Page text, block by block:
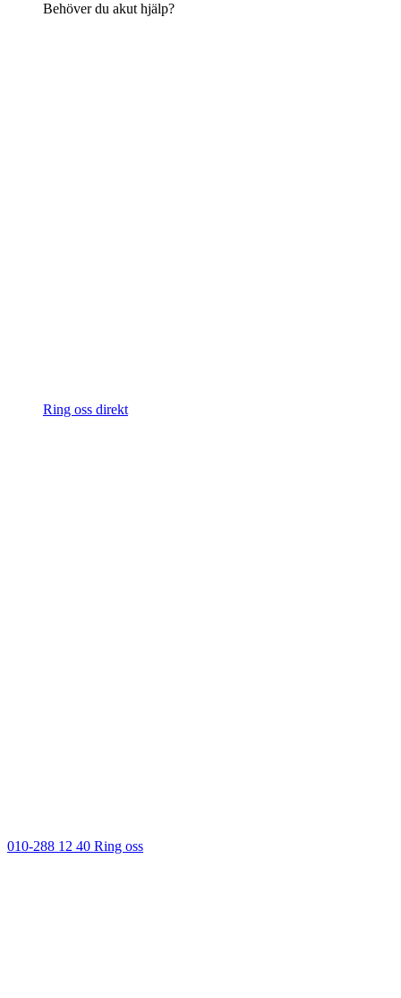
Behöver du akut hjälp?
Ring oss direkt
010-288 12 40 Ring oss